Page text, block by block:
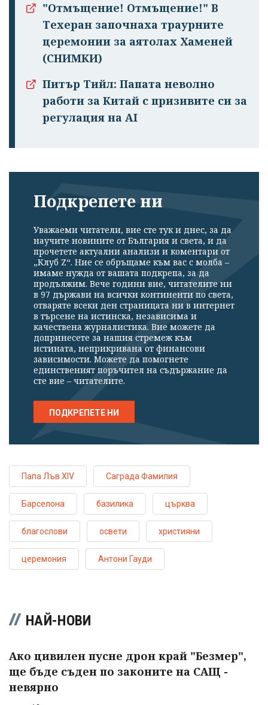
"Отмъщение! Отмъщение!" В
Техеран започнаха траурните
церемонии за аятолах Хаменей
(СНИМКИ)
Питър Тийл: Папата неволно
работи за Китай с призивите си за
регулация на AI
Подкрепете ни
Уважаеми читатели, вие сте тук и днес, за да
научите новините от България и света, и да
прочетете актуални анализи и коментари от
„Клуб Z“. Ние се обръщаме към вас с молба –
имаме нужда от вашата подкрепа, за да
продължим. Вече години вие, читателите ни
в 97 държави на всички континенти по света,
отваряте всеки ден страницата ни в интернет
в търсене на истинска, независима и
качествена журналистика. Вие можете да
допринесете за нашия стремеж към
истината, неприкривана от финансови
зависимости. Можете да помогнете
единственият поръчител на съдържание да
сте вие – читателите.
ПОДКРЕПЕТЕ НИ
Папа Лъв XIV Саграда Фамилия
Барселона базилика църква
благослови освети християни
церемония Антони Гауди
НАЙ-НОВИ
Ако цивилен пусне дрон край "Безмер",
ще бъде съден по законите на САЩ -
невярно